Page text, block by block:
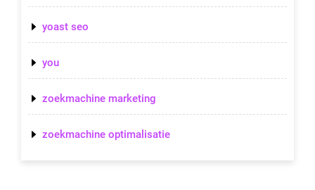
yoast seo
you
zoekmachine marketing
zoekmachine optimalisatie